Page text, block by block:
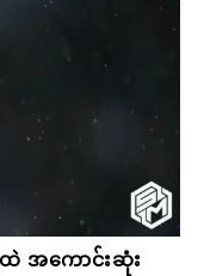
အကောင်းဆုံး